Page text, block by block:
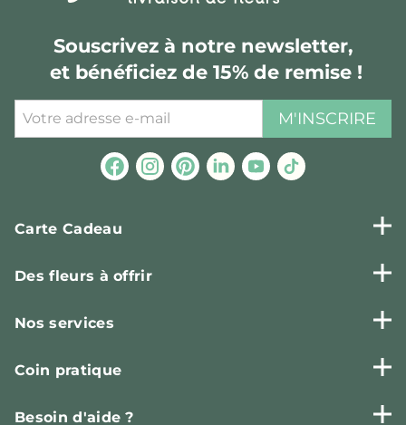
Souscrivez à notre newsletter,
et bénéficiez de 15% de remise !
M'INSCRIRE
Carte Cadeau
Des fleurs à offrir
Nos services
Coin pratique
Besoin d'aide ?